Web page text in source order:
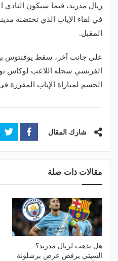
ريال مدريد، فيما سيكون النادي
المقبل.
على جانب آخر، سقط يوفنتوس
الحسم لمباراة الإياب المقررة في 17 مارس
شارك المقال
مقالات ذات صلة
هل يذهب لريال مدريد؟..
السيتي يرفض عرض برشلونة